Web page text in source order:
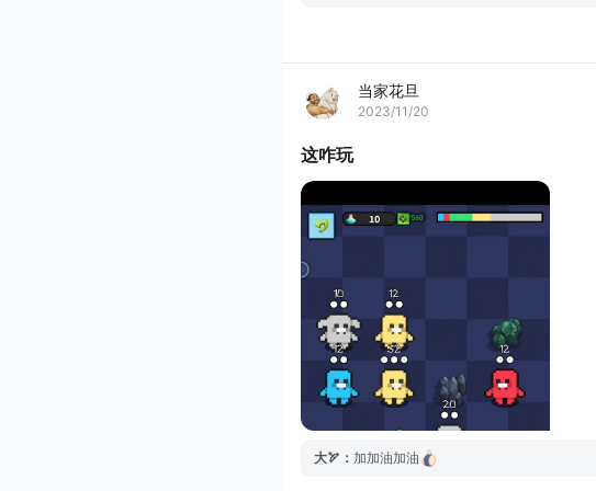
当家花旦
2023/11/20
这咋玩
大🏹 ： 加加油加油